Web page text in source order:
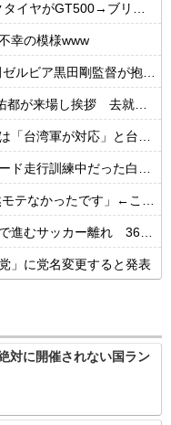
GT300→ダンロップに決まったわけだが
幸の模様www
ア黒田剛監督が抱負を語る
し挨拶 去就に注目集まる
が対応」と台湾軍トップ！
代の女性隊員が重傷 白バイ乗車歴4カ月 [8/6]
←これほんまかぁ？w w w w w w w w
ー離れ 36％が「関心なし」...
」に党名変更すると発表
対に開催されない国ラン